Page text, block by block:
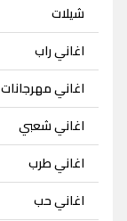
شيلات
اغاني راب
اغاني مهرجانات
اغاني شعبي
اغاني طرب
اغاني حب